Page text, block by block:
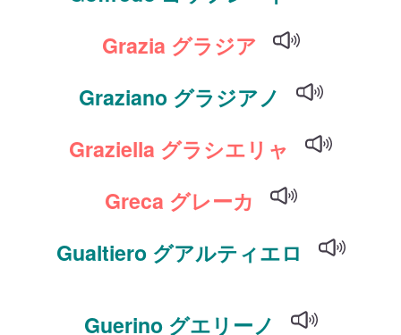
Grazia グラジア
Graziano グラジアノ
Graziella グラシエリャ
Greca グレーカ
Gualtiero グアルティエロ
Guerino グエリーノ